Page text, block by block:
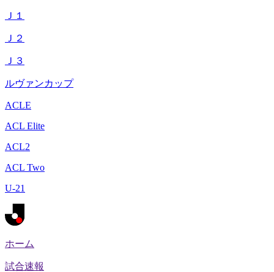
Ｊ１
Ｊ２
Ｊ３
ルヴァンカップ
ACLE
ACL Elite
ACL2
ACL Two
U-21
ホーム
試合速報